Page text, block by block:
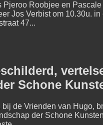
Pjeroo Roobjee en
Jos Verbist om 10.30u. in
47...
Schone
bij de Vrienden van Hugo,
der Schone